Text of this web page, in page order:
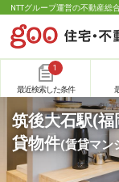
NTTグループ運営の不動産総
1
最近検索した条件
筑後大石駅(
貸物件(賃貸マン